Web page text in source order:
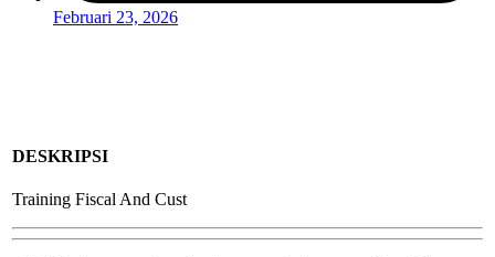
Februari 23, 2026
DESKRIPSI
Training Fiscal And Cust